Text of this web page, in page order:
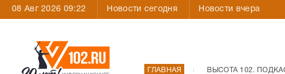
08 Авг 2026 09:22 Новости сегодня Новости вчера
ГЛАВНАЯ ВЫСОТА 102.